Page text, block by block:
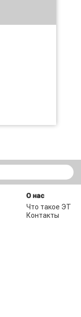
О нас
Что такое ЭТ
Контакты